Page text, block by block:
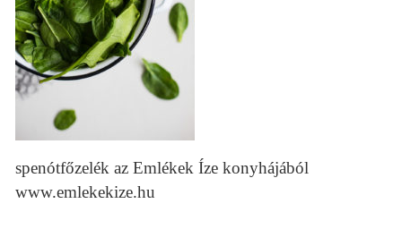
spenótfőzelék az Emlékek Íze konyhájából
www.emlekekize.hu